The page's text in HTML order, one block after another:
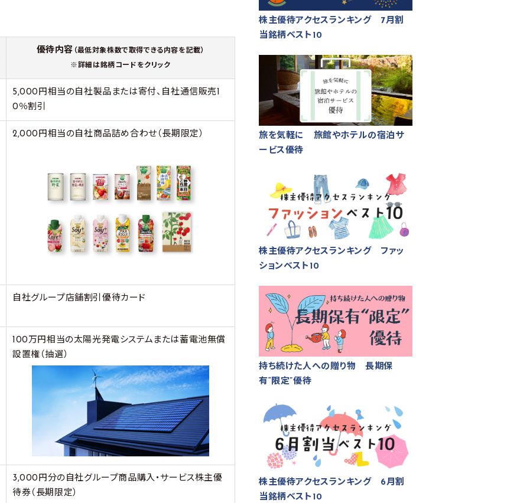
優待内容 （最低対象株数で取得できる内容を記載）
※詳細は銘柄コードをクリック
5,000円相当の自社製品または寄付、自社通信販売1
0％割引
2,000円相当の自社商品詰め合わせ（長期限定）
自社グループ店舗割引優待カード
100万円相当の太陽光発電システムまたは蓄電池無償
設置権（抽選）
3,000円分の自社グループ商品購入・サービス株主優
待券（長期限定）
株主優待アクセスランキング 7月割
当銘柄ベスト10
旅を気軽に 旅館やホテルの宿泊サ
ービス優待
株主優待アクセスランキング ファッ
ションベスト10
持ち続けた人への贈り物 長期保
有“限定”優待
株主優待アクセスランキング 6月割
当銘柄ベスト10